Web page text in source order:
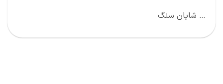
… شایان سنگ